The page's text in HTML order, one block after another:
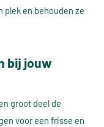
plek en behouden ze
bij jouw
groot deel de
voor een frisse en